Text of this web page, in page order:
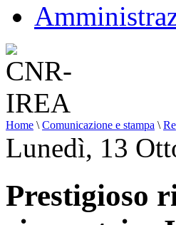
Home \ Comunicazione e stampa \
Lunedì, 13
Prestigioso